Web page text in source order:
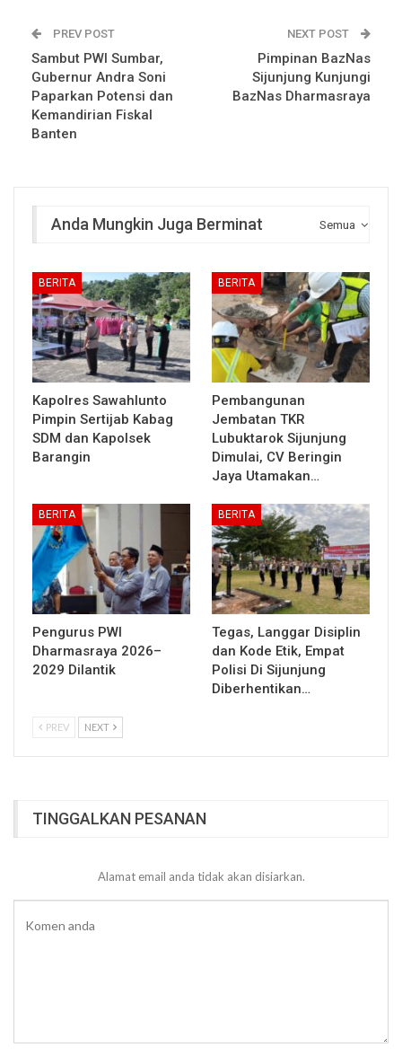
PREV POST
Sambut PWI Sumbar,
Gubernur Andra Soni
Paparkan Potensi dan
Kemandirian Fiskal
Banten
NEXT POST
Pimpinan BazNas
Sijunjung Kunjungi
BazNas Dharmasraya
Semua
Anda Mungkin Juga Berminat
BERITA
Kapolres Sawahlunto
Pimpin Sertijab Kabag
SDM dan Kapolsek
Barangin
BERITA
Pembangunan
Jembatan TKR
Lubuktarok Sijunjung
Dimulai, CV Beringin
Jaya Utamakan…
BERITA
Pengurus PWI
Dharmasraya 2026–
2029 Dilantik
BERITA
Tegas, Langgar Disiplin
dan Kode Etik, Empat
Polisi Di Sijunjung
Diberhentikan…
PREV NEXT
TINGGALKAN PESANAN
Alamat email anda tidak akan disiarkan.